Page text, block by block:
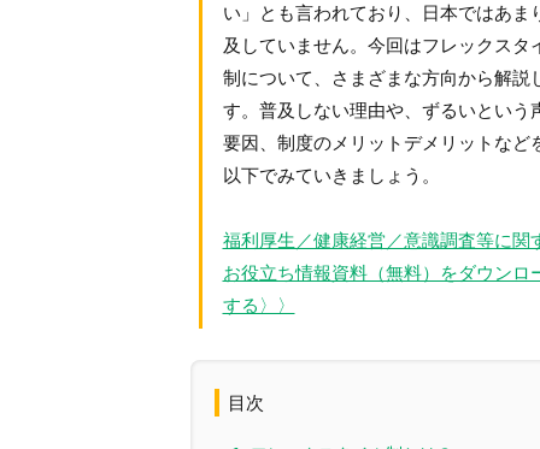
い」とも言われており、日本ではあま
及していません。今回はフレックスタ
制について、さまざまな方向から解説
す。普及しない理由や、ずるいという
要因、制度のメリットデメリットなど
以下でみていきましょう。
福利厚生／健康経営／意識調査等に関
お役立ち情報資料（無料）をダウンロ
する〉〉
目次